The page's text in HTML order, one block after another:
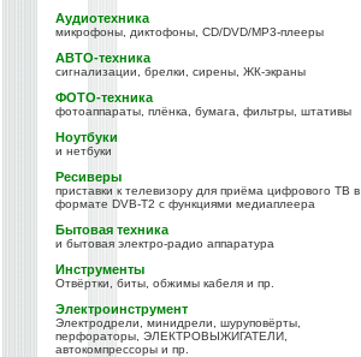
Аудиотехника
микрофоны, диктофоны, CD/DVD/MP3-плееры
АВТО-техника
сигнализации, брелки, сирены, ЖК-экраны
ФОТО-техника
фотоаппараты, плёнка, бумага, фильтры, штативы
Ноутбуки
и нетбуки
Ресиверы
приставки к телевизору для приёма цифрового ТВ в
формате DVB-T2 с функциями медиаплеера
Бытовая техника
и бытовая электро-радио аппаратура
Инструменты
Отвёртки, биты, обжимы кабеля и пр.
Электроинструмент
Электродрели, минидрели, шуруповёрты,
перфораторы, ЭЛЕКТРОВЫЖИГАТЕЛИ,
автокомпрессоры и пр.